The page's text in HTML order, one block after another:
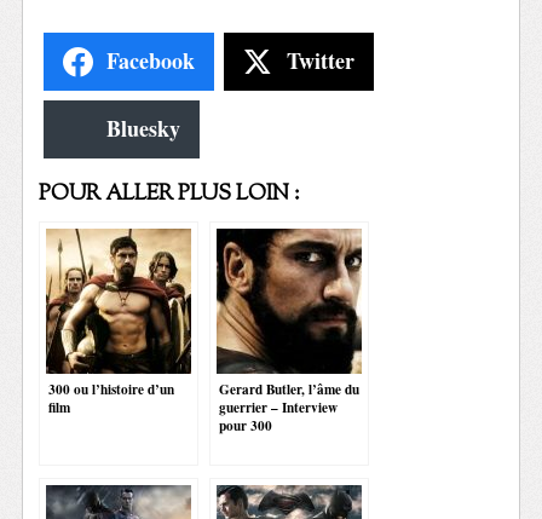
Facebook Twitter
Bluesky
POUR ALLER PLUS LOIN :
300 ou l’histoire d’un
film
Gerard Butler, l’âme du
guerrier – Interview
pour 300